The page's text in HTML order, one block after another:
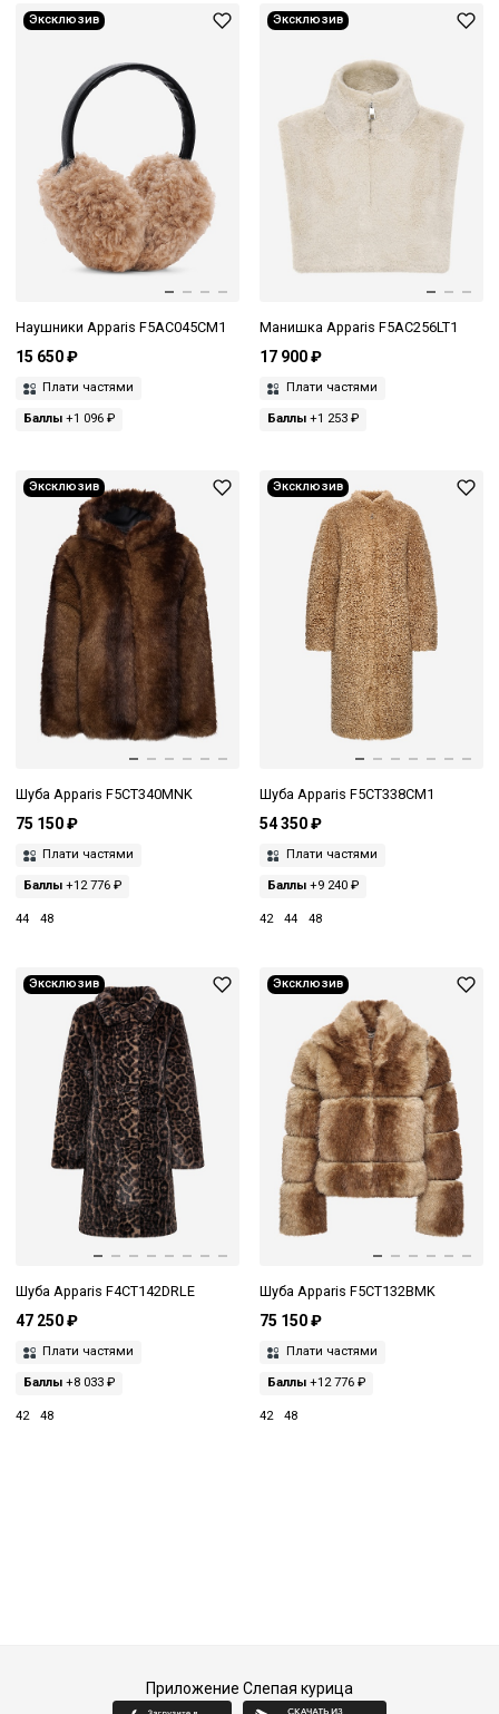
Эксклюзив
Наушники Apparis F5AC045CM1
15 650 ₽
Плати частями
Баллы +1 096 ₽
Эксклюзив
Манишка Apparis F5AC256LT1
17 900 ₽
Плати частями
Баллы+1 253 ₽
Эксклюзив
Шуба Apparis F5CT340MNK
75 150 ₽
Плати частями
Баллы +12 776 ₽
44 48
Эксклюзив
Шуба Apparis F5CT338CM1
54 350 ₽
Плати частями
Баллы+9 240 ₽
42 44 48
Эксклюзив
Шуба Apparis F4CT142DRLE
47 250 ₽
Плати частями
Баллы +8 033 ₽
42 48
Эксклюзив
Шуба Apparis F5CT132BMK
75 150 ₽
Плати частями
Баллы+12 776 ₽
42 48
Приложение Слепая курица